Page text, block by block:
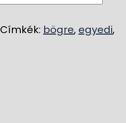
Címkék: bögre, egyedi,